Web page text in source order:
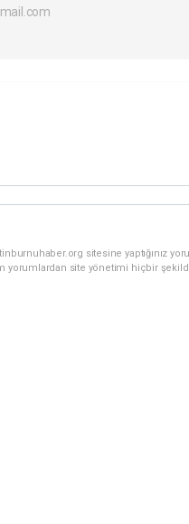
sitesine yaptığınız
yorumlardan site yönetimi hiçbir